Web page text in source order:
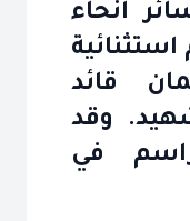
أنحاء
قائد
وقد
في